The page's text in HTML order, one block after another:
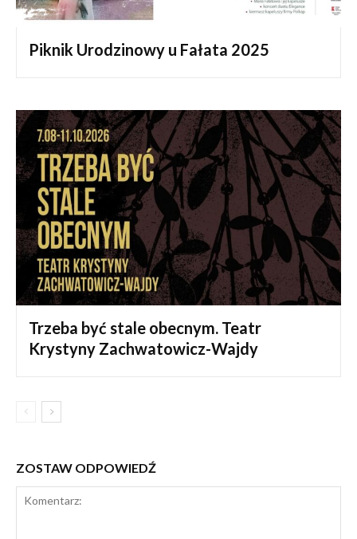
Piknik Urodzinowy u Fałata 2025
Trzeba być stale obecnym. Teatr
Krystyny Zachwatowicz-Wajdy
ZOSTAW ODPOWIEDŹ